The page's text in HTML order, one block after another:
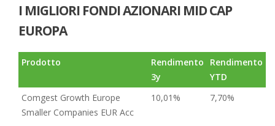
I MIGLIORI FONDI AZIONARI MID CAP
EUROPA
Prodotto
Rendimento
3y
Rendimento
YTD
Comgest Growth Europe
Smaller Companies EUR Acc
10,01% 7,70%